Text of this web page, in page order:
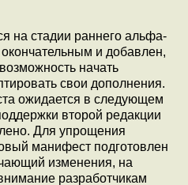
на стадии раннего альфа-
и добавлен,
начать
свои дополнения.
ожидается в следующем
второй редакции
Для упрощения
манифест подготовлен
изменения, на
разработчикам